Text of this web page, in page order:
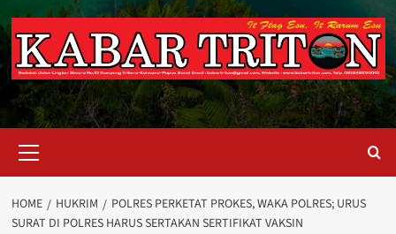
Menu
HOME HUKRIM
POLRES PERKETAT PROKES, WAKA POLRES; URUS
SURAT DI POLRES HARUS SERTAKAN SERTIFIKAT VAKSIN